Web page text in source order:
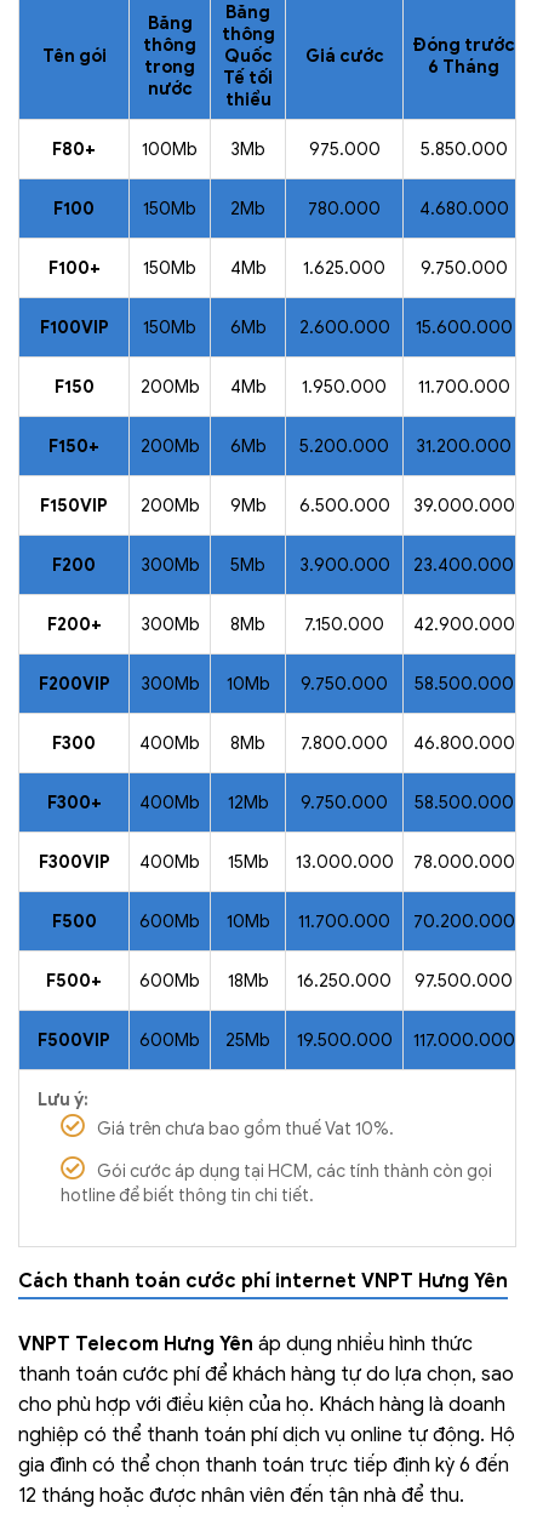
Tên gói
Băng
thông
trong
nước
Băng
thông
Quốc
Tế tối
thiểu
Giá cước
Đóng trước
6 Tháng
F80+ 100Mb 3Mb 975.000 5.850.000
F100 150Mb 2Mb 780.000 4.680.000
F100+ 150Mb 4Mb 1.625.000 9.750.000
F100VIP 150Mb 6Mb 2.600.000 15.600.000
F150 200Mb 4Mb 1.950.000 11.700.000
F150+ 200Mb 6Mb 5.200.000 31.200.000
F150VIP 200Mb 9Mb 6.500.000 39.000.000
F200 300Mb 5Mb 3.900.000 23.400.000
F200+ 300Mb 8Mb 7.150.000 42.900.000
F200VIP 300Mb 10Mb 9.750.000 58.500.000
F300 400Mb 8Mb 7.800.000 46.800.000
F300+ 400Mb 12Mb 9.750.000 58.500.000
F300VIP 400Mb 15Mb 13.000.000 78.000.000
F500 600Mb 10Mb 11.700.000 70.200.000
F500+ 600Mb 18Mb 16.250.000 97.500.000
F500VIP 600Mb 25Mb 19.500.000 117.000.000
Lưu ý:
Giá trên chưa bao gồm thuế Vat 10%.
Gói cước áp dụng tại HCM, các tính thành còn gọi
hotline để biết thông tin chi tiết.
Cách thanh toán cước phí internet VNPT Hưng Yên
VNPT Telecom Hưng Yên áp dụng nhiều hình thức
thanh toán cước phí để khách hàng tự do lựa chọn, sao
cho phù hợp với điều kiện của họ. Khách hàng là doanh
nghiệp có thể thanh toán phí dịch vụ online tự động. Hộ
gia đình có thể chọn thanh toán trực tiếp định kỳ 6 đến
12 tháng hoặc được nhân viên đến tận nhà để thu.